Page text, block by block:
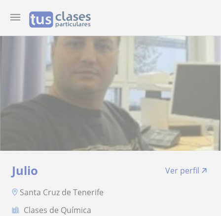
Julio
Ver perfil
Santa Cruz de Tenerife
Clases de Química